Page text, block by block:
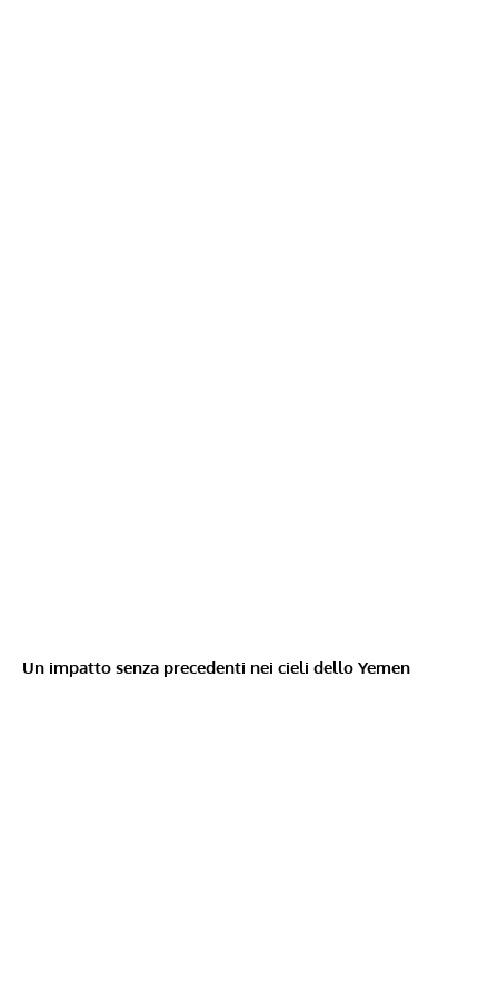
Un impatto senza precedenti nei cieli dello Yemen